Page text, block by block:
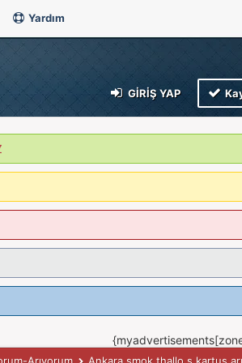
Yardım
GIRIŞ YAP